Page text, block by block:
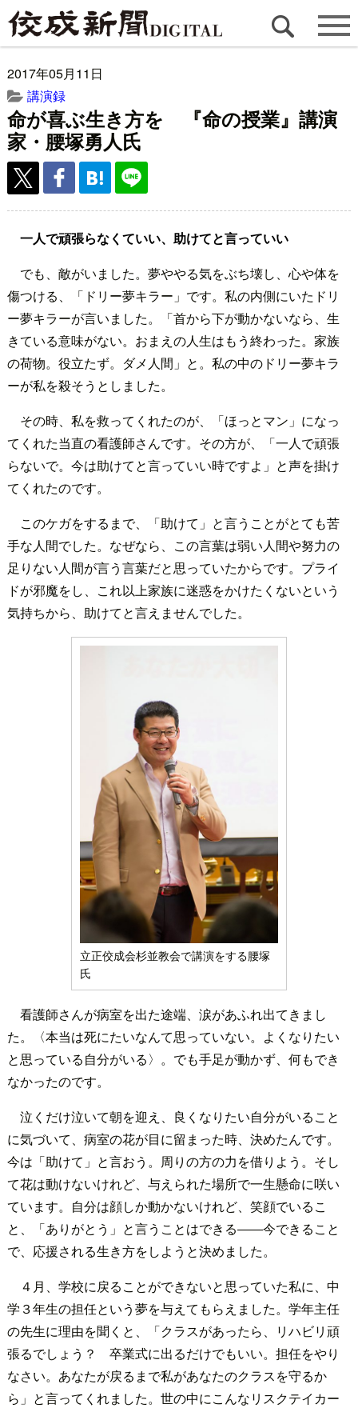
2017年05月11日
講演録
命が喜ぶ生き方を 『命の授業』講演
家・腰塚勇人氏
一人で頑張らなくていい、助けてと言っていい
でも、敵がいました。夢ややる気をぶち壊し、心や体を
傷つける、「ドリー夢キラー」です。私の内側にいたドリ
ー夢キラーが言いました。「首から下が動かないなら、生
きている意味がない。おまえの人生はもう終わった。家族
の荷物。役立たず。ダメ人間」と。私の中のドリー夢キラ
ーが私を殺そうとしました。
その時、私を救ってくれたのが、「ほっとマン」になっ
てくれた当直の看護師さんです。その方が、「一人で頑張
らないで。今は助けてと言っていい時ですよ」と声を掛け
てくれたのです。
このケガをするまで、「助けて」と言うことがとても苦
手な人間でした。なぜなら、この言葉は弱い人間や努力の
足りない人間が言う言葉だと思っていたからです。プライ
ドが邪魔をし、これ以上家族に迷惑をかけたくないという
気持ちから、助けてと言えませんでした。
立正佼成会杉並教会で講演をする腰塚
氏
看護師さんが病室を出た途端、涙があふれ出てきまし
た。〈本当は死にたいなんて思っていない。よくなりたい
と思っている自分がいる〉。でも手足が動かず、何もでき
なかったのです。
泣くだけ泣いて朝を迎え、良くなりたい自分がいること
に気づいて、病室の花が目に留まった時、決めたんです。
今は「助けて」と言おう。周りの方の力を借りよう。そし
て花は動けないけれど、与えられた場所で一生懸命に咲い
ています。自分は顔しか動かないけれど、笑顔でいるこ
と、「ありがとう」と言うことはできる――今できること
で、応援される生き方をしようと決めました。
４月、学校に戻ることができないと思っていた私に、中
学３年生の担任という夢を与えてもらえました。学年主任
の先生に理由を聞くと、「クラスがあったら、リハビリ頑
張るでしょう？ 卒業式に出るだけでもいい。担任をやり
なさい。あなたが戻るまで私があなたのクラスを守るか
ら」と言ってくれました。世の中にこんなリスクテイカー